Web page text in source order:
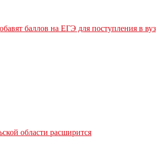
баллов на ЕГЭ для поступления в вуз
области расширится